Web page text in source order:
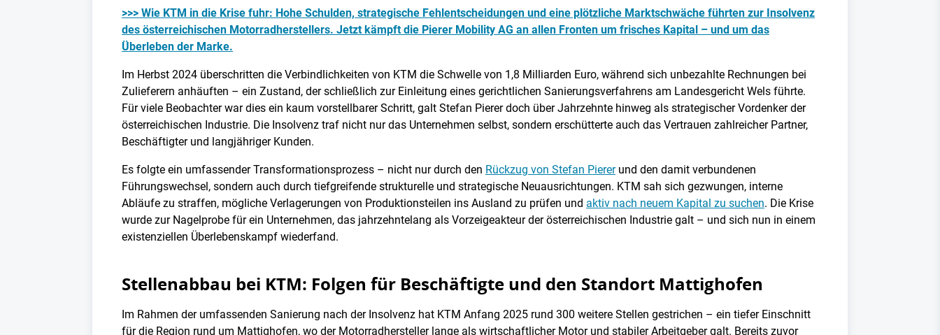
>>> Wie KTM in die Krise fuhr: Hohe Schulden, strategische Fehlentscheidungen und eine plötzliche Marktschwäche führten zur Insolvenz
des österreichischen Motorradherstellers. Jetzt kämpft die Pierer Mobility AG an allen Fronten um frisches Kapital – und um das
Überleben der Marke.
Im Herbst 2024 überschritten die Verbindlichkeiten von KTM die Schwelle von 1,8 Milliarden Euro, während sich unbezahlte Rechnungen bei
Zulieferern anhäuften – ein Zustand, der schließlich zur Einleitung eines gerichtlichen Sanierungsverfahrens am Landesgericht Wels führte.
Für viele Beobachter war dies ein kaum vorstellbarer Schritt, galt Stefan Pierer doch über Jahrzehnte hinweg als strategischer Vordenker der
österreichischen Industrie. Die Insolvenz traf nicht nur das Unternehmen selbst, sondern erschütterte auch das Vertrauen zahlreicher Partner,
Beschäftigter und langjähriger Kunden.
Es folgte ein umfassender Transformationsprozess – nicht nur durch den Rückzug von Stefan Piererund den damit verbundenen
Führungswechsel, sondern auch durch tiefgreifende strukturelle und strategische Neuausrichtungen. KTM sah sich gezwungen, interne
Abläufe zu straffen, mögliche Verlagerungen von Produktionsteilen ins Ausland zu prüfen und aktiv nach neuem Kapital zu suchen. Die Krise
wurde zur Nagelprobe für ein Unternehmen, das jahrzehntelang als Vorzeigeakteur der österreichischen Industrie galt – und sich nun in einem
existenziellen Überlebenskampf wiederfand.
Stellenabbau bei KTM: Folgen für Beschäftigte und den Standort Mattighofen
Im Rahmen der umfassenden Sanierung nach der Insolvenz hat KTM Anfang 2025 rund 300 weitere Stellen gestrichen – ein tiefer Einschnitt
für die Region rund um Mattighofen, wo der Motorradhersteller lange als wirtschaftlicher Motor und stabiler Arbeitgeber galt. Bereits zuvor